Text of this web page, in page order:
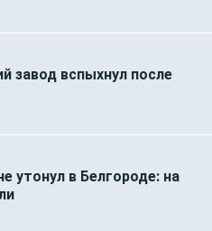
завод вспыхнул после
утонул в Белгороде: на